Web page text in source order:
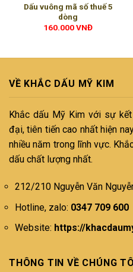
Dấu vuông mã số thuế 5
dòng
160.000VNĐ
VỀ KHẮC DẤU MỸ KIM
Khắc dấu Mỹ Kim với sự
đại, tiên tiến cao nhất hiện
nhiều năm trong lĩnh vực.
dấu chất lượng nhất.
212/210 Nguyễn Văn
Hotline, zalo: 0347 709 600
Website: https://
THÔNG TIN VỀ CHÚNG